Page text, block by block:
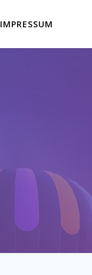
IMPRESSUM